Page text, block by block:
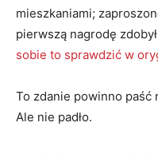
mieszkaniami;
pierwszą nagrodę
sobie to sprawdzić w
To zdanie powinno paść
Ale nie padło.